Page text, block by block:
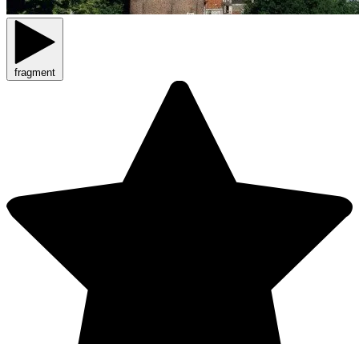
fragment